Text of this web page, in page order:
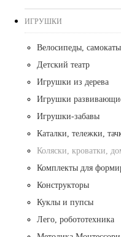
ИГРУШКИ
Велосипеды,
Детский театр
Игрушки из дерева
Игрушки
Игрушки-забавы
Каталки, тележки,
Коляски, кроватки,
Комплекты для
Конструкторы
Куклы и пупсы
Лего, робототехника